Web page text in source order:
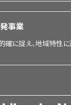
事業
確に捉え、地域特性